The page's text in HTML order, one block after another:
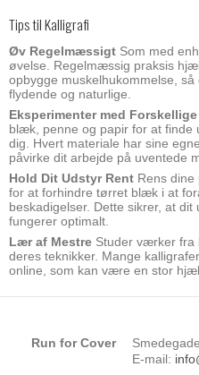
Tips til Kalligrafi
Øv Regelmæssigt Som med
øvelse. Regelmæssig praksis
opbygge muskelhukommelse,
flydende og naturlige.
Eksperimenter med
blæk, penne og papir for at finde
dig. Hvert materiale har sine
påvirke dit arbejde på uventede
Hold Dit Udstyr Rent Rens
for at forhindre tørret blæk i at
beskadigelser. Dette sikrer, at
fungerer optimalt.
Lær af Mestre Studer værker fra
deres teknikker. Mange
online, som kan være en stor
Run for Cover
E-mail: